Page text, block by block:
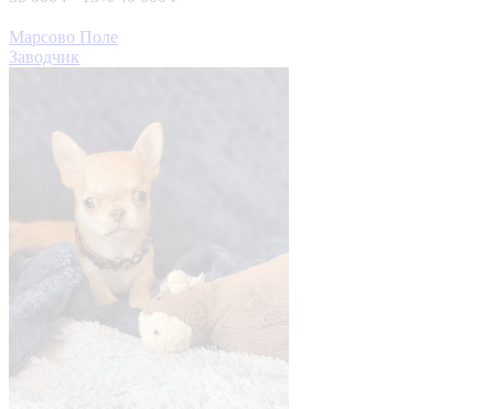
Марсово Поле
Заводчик